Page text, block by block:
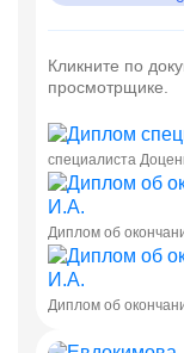
Кликните по
просмотрщике.
специалиста
Диплом об
Диплом об